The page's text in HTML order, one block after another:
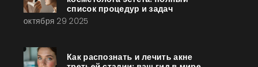
список процедур и задач
октября 29 2025
Как распознать и лечить акне